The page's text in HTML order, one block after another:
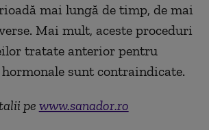
mai lungă de timp, de mai
Mai mult, aceste proceduri
tratate anterior pentru
sunt contraindicate.
pe www.sanador.ro